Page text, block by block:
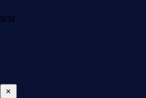
test
×